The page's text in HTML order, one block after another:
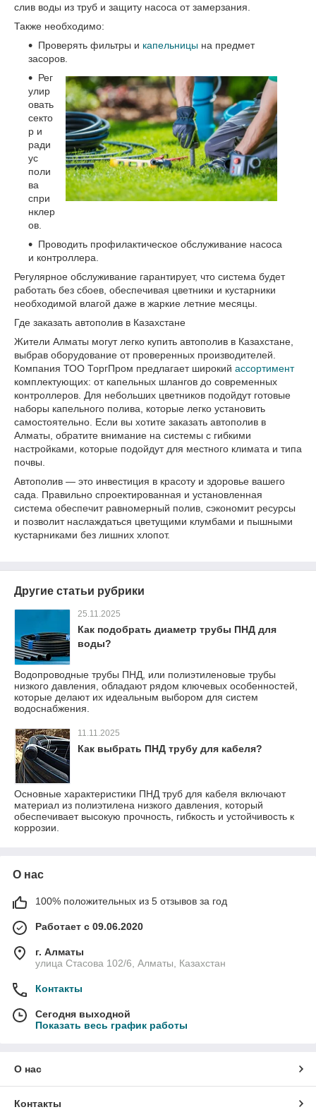
слив воды из труб и защиту насоса от замерзания.
Также необходимо:
Проверять фильтры и капельницы на предмет
засоров.
Рег
улир
овать
секто
р и
ради
ус
поли
ва
спри
нклер
ов.
Проводить профилактическое обслуживание насоса
и контроллера.
Регулярное обслуживание гарантирует, что система будет
работать без сбоев, обеспечивая цветники и кустарники
необходимой влагой даже в жаркие летние месяцы.
Где заказать автополив в Казахстане
Жители Алматы могут легко купить автополив в Казахстане,
выбрав оборудование от проверенных производителей.
Компания ТОО ТоргПром предлагает широкий ассортимент
комплектующих: от капельных шлангов до современных
контроллеров. Для небольших цветников подойдут готовые
наборы капельного полива, которые легко установить
самостоятельно. Если вы хотите заказать автополив в
Алматы, обратите внимание на системы с гибкими
настройками, которые подойдут для местного климата и типа
почвы.
Автополив — это инвестиция в красоту и здоровье вашего
сада. Правильно спроектированная и установленная
система обеспечит равномерный полив, сэкономит ресурсы
и позволит наслаждаться цветущими клумбами и пышными
кустарниками без лишних хлопот.
Другие статьи рубрики
25.11.2025
Как подобрать диаметр трубы ПНД для
воды?
Водопроводные трубы ПНД, или полиэтиленовые трубы
низкого давления, обладают рядом ключевых особенностей,
которые делают их идеальным выбором для систем
водоснабжения.
11.11.2025
Как выбрать ПНД трубу для кабеля?
Основные характеристики ПНД труб для кабеля включают
материал из полиэтилена низкого давления, который
обеспечивает высокую прочность, гибкость и устойчивость к
коррозии.
О нас
100% положительных из 5 отзывов за год
Работает с 09.06.2020
г. Алматы
улица Стасова 102/6, Алматы, Казахстан
Контакты
Сегодня выходной
Показать весь график работы
О нас
Контакты